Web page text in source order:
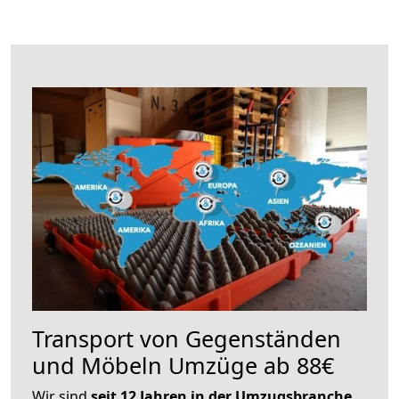
Transport von Gegenständen
und Möbeln Umzüge ab 88€